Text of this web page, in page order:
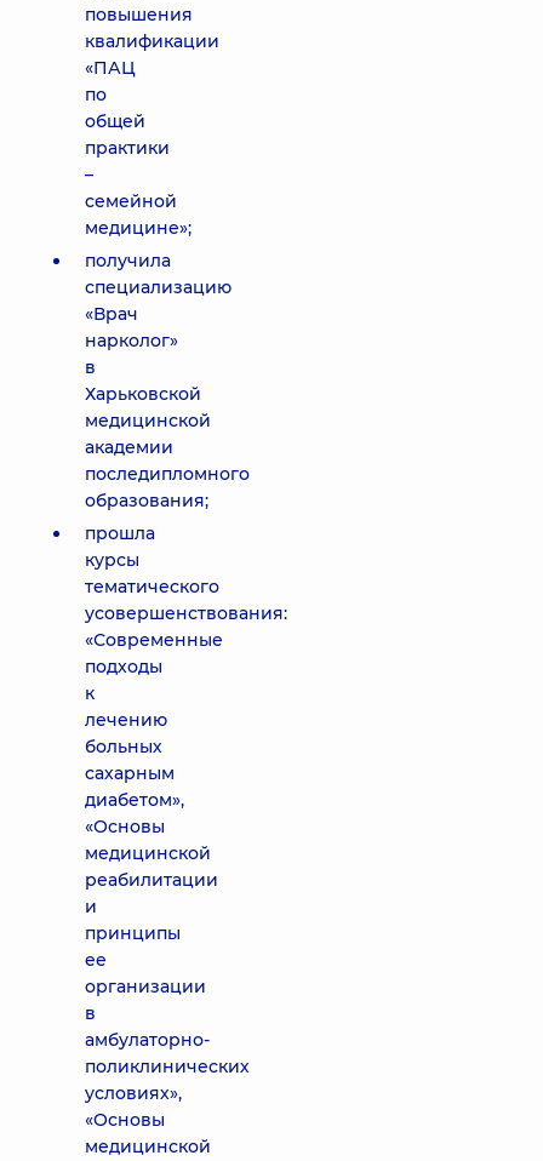
повышения
квалификации
«ПАЦ
по
общей
практики
–
семейной
медицине»;
получила
специализацию
«Врач
нарколог»
в
Харьковской
медицинской
академии
последипломного
образования;
прошла
курсы
тематического
усовершенствования:
«Современные
подходы
к
лечению
больных
сахарным
диабетом»,
«Основы
медицинской
реабилитации
и
принципы
ее
организации
в
амбулаторно-
поликлинических
условиях»,
«Основы
медицинской